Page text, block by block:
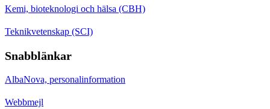
Kemi, bioteknologi och hälsa (CBH)
Teknikvetenskap (SCI)
Snabblänkar
AlbaNova, personalinformation
Webbmejl